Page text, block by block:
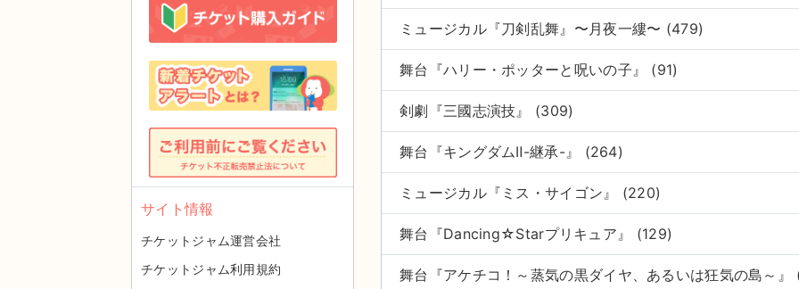
ミュージカル『刀剣乱舞』〜月夜一縷〜 (479)
舞台『ハリー・ポッターと呪いの子』 (91)
剣劇『三國志演技』 (309)
舞台『キングダムⅡ-継承-』 (264)
ミュージカル『ミス・サイゴン』 (220)
舞台『Dancing☆Starプリキュア』 (129)
舞台『アケチコ！～蒸気の黒ダイヤ、あるいは狂気の島～』
サイト情報
チケットジャム運営会社
チケットジャム利用規約